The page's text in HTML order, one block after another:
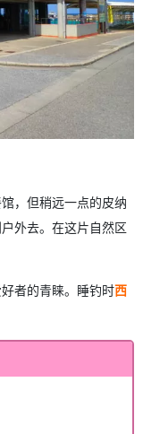
，但稍远一点的皮纳
外去。在这片自然区
者的青睐。睡钓时西